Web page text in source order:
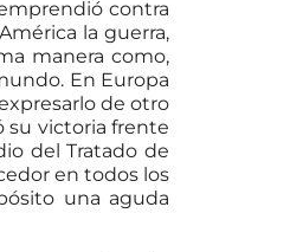
contra
la guerra,
manera como,
En Europa
de otro
su victoria frente
del Tratado de
en todos los
una aguda